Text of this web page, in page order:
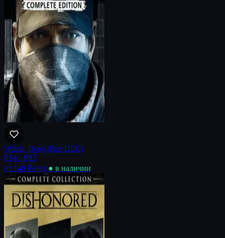
Watch_Dogs (Все DLC)
PS4 · PS5
от 149 ₽/нед ● в наличии